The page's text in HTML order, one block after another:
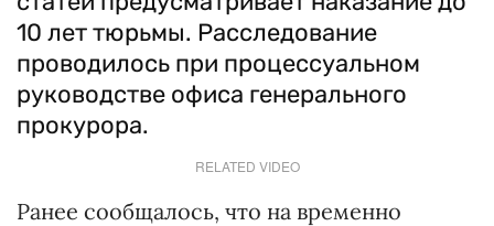
10 лет тюрьмы. Расследование
проводилось при процессуальном
руководстве офиса генерального
прокурора.
RELATED VIDEO
Ранее сообщалось, что на временно